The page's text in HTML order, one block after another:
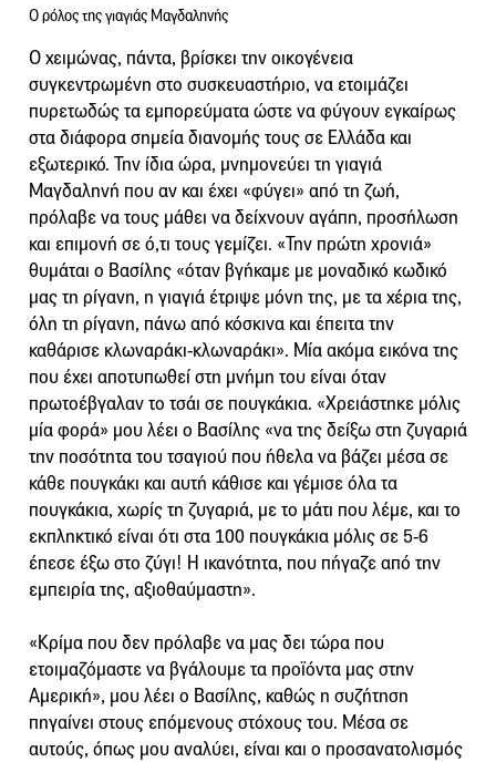
Ο ρόλος της γιαγιάς Μαγδαληνής
Ο χειμώνας, πάντα, βρίσκει την οικογένεια
συγκεντρωμένη στο συσκευαστήριο, να ετοιμάζει
πυρετωδώς τα εμπορεύματα ώστε να φύγουν εγκαίρως
στα διάφορα σημεία διανομής τους σε Ελλάδα και
εξωτερικό. Την ίδια ώρα, μνημονεύει τη γιαγιά
Μαγδαληνή που αν και έχει «φύγει» από τη ζωή,
πρόλαβε να τους μάθει να δείχνουν αγάπη, προσήλωση
και επιμονή σε ό,τι τους γεμίζει. «Την πρώτη χρονιά»
θυμάται ο Βασίλης «όταν βγήκαμε με μοναδικό κωδικό
μας τη ρίγανη, η γιαγιά έτριψε μόνη της, με τα χέρια της,
όλη τη ρίγανη, πάνω από κόσκινα και έπειτα την
καθάρισε κλωναράκι-κλωναράκι». Μία ακόμα εικόνα της
που έχει αποτυπωθεί στη μνήμη του είναι όταν
πρωτοέβγαλαν το τσάι σε πουγκάκια. «Χρειάστηκε μόλις
μία φορά» μου λέει ο Βασίλης «να της δείξω στη ζυγαριά
την ποσότητα του τσαγιού που ήθελα να βάζει μέσα σε
κάθε πουγκάκι και αυτή κάθισε και γέμισε όλα τα
πουγκάκια, χωρίς τη ζυγαριά, με το μάτι που λέμε, και το
εκπληκτικό είναι ότι στα 100 πουγκάκια μόλις σε 5-6
έπεσε έξω στο ζύγι! Η ικανότητα, που πήγαζε από την
εμπειρία της, αξιοθαύμαστη».
«Κρίμα που δεν πρόλαβε να μας δει τώρα που
ετοιμαζόμαστε να βγάλουμε τα προϊόντα μας στην
Αμερική», μου λέει ο Βασίλης, καθώς η συζήτηση
πηγαίνει στους επόμενους στόχους του. Μέσα σε
αυτούς, όπως μου αναλύει, είναι και ο προσανατολισμός